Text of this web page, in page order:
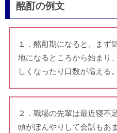
酩酊の例文
１．酩酊期になると、まず
地になるところから始まり
しくなったり口数が増える。
２．職場の先輩は最近寝不
頭がぼんやりして会話もあ